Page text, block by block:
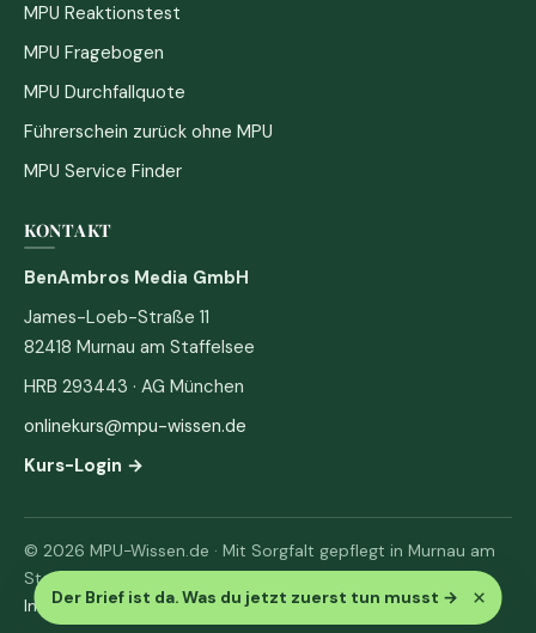
Der Brief ist da. Was du jetzt zuerst tun musst → ×
MPU Reaktionstest
MPU Fragebogen
MPU Durchfallquote
Führerschein zurück ohne MPU
MPU Service Finder
KONTAKT
BenAmbros Media GmbH
James-Loeb-Straße 11
82418 Murnau am Staffelsee
HRB 293443 · AG München
onlinekurs@mpu-wissen.de
Kurs-Login →
© 2026 MPU-Wissen.de · Mit Sorgfalt gepflegt in Murnau am
Staffelsee
Impressum· Datenschutz & AGB